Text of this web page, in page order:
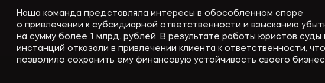
Наша команда представляла интересы в обособленном споре
о привлечении к субсидиарной ответственности и взысканию
на сумму более 1 млрд. рублей. В результате работы юристов суды
инстанций отказали в привлечении клиента к ответственности, что
позволило сохранить ему финансовую устойчивость своего